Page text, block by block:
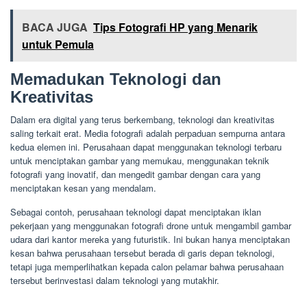
BACA JUGA Tips Fotografi HP yang Menarik
untuk Pemula
Memadukan Teknologi dan
Kreativitas
Dalam era digital yang terus berkembang, teknologi dan kreativitas
saling terkait erat. Media fotografi adalah perpaduan sempurna antara
kedua elemen ini. Perusahaan dapat menggunakan teknologi terbaru
untuk menciptakan gambar yang memukau, menggunakan teknik
fotografi yang inovatif, dan mengedit gambar dengan cara yang
menciptakan kesan yang mendalam.
Sebagai contoh, perusahaan teknologi dapat menciptakan iklan
pekerjaan yang menggunakan fotografi drone untuk mengambil gambar
udara dari kantor mereka yang futuristik. Ini bukan hanya menciptakan
kesan bahwa perusahaan tersebut berada di garis depan teknologi,
tetapi juga memperlihatkan kepada calon pelamar bahwa perusahaan
tersebut berinvestasi dalam teknologi yang mutakhir.